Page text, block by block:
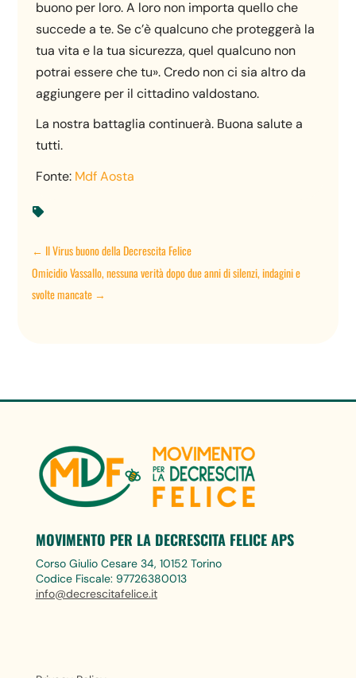
buono per loro. A loro non importa quello che
succede a te. Se c’è qualcuno che proteggerà la
tua vita e la tua sicurezza, quel qualcuno non
potrai essere che tu». Credo non ci sia altro da
aggiungere per il cittadino valdostano.
La nostra battaglia continuerà. Buona salute a
tutti.
Fonte: Mdf Aosta

← Il Virus buono della Decrescita Felice
Omicidio Vassallo, nessuna verità dopo due anni di silenzi, indagini e
svolte mancate →
MOVIMENTO PER LA DECRESCITA FELICE APS
Corso Giulio Cesare 34, 10152 Torino
Codice Fiscale: 97726380013
info@decrescitafelice.it